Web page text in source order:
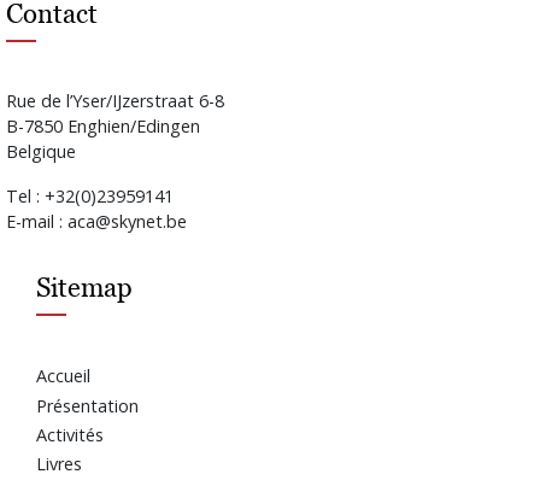
Contact
Rue de l’Yser/IJzerstraat 6-8
B-7850 Enghien/Edingen
Belgique
Tel : +32(0)23959141
E-mail : aca@skynet.be
Sitemap
Accueil
Présentation
Activités
Livres